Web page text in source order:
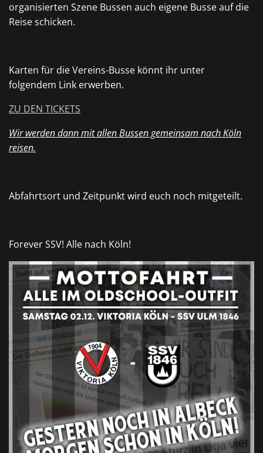
organisierten Szene Bussen auch eigene Busse auf die
Reise schicken.
Karten für die Vereins-Busse könnt ihr unter
folgendem Link erwerben.
ZU DEN TICKETS
Wir werden dann mit allen Bussen gemeinsam nach Köln
reisen.
Abfahrtsort und Zeitpunkt wird euch noch mitgeteilt.
Forever SSV! Alle nach Köln!